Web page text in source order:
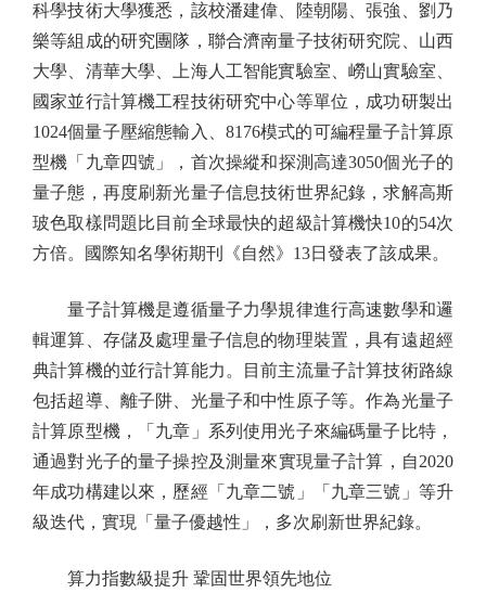
科學技術大學獲悉，該校潘建偉、陸朝陽、張強、劉乃
樂等組成的研究團隊，聯合濟南量子技術研究院、山西
大學、清華大學、上海人工智能實驗室、嶗山實驗室、
國家並行計算機工程技術研究中心等單位，成功研製出
1024個量子壓縮態輸入、8176模式的可編程量子計算原
型機「九章四號」，首次操縱和探測高達3050個光子的
量子態，再度刷新光量子信息技術世界紀錄，求解高斯
玻色取樣問題比目前全球最快的超級計算機快10的54次
方倍。國際知名學術期刊《自然》13日發表了該成果。
量子計算機是遵循量子力學規律進行高速數學和邏
輯運算、存儲及處理量子信息的物理裝置，具有遠超經
典計算機的並行計算能力。目前主流量子計算技術路線
包括超導、離子阱、光量子和中性原子等。作為光量子
計算原型機，「九章」系列使用光子來編碼量子比特，
通過對光子的量子操控及測量來實現量子計算，自2020
年成功構建以來，歷經「九章二號」「九章三號」等升
級迭代，實現「量子優越性」，多次刷新世界紀錄。
算力指數級提升 鞏固世界領先地位